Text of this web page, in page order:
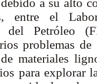
a su alto
entre el
del Petróleo
problemas
materiales
para explorar